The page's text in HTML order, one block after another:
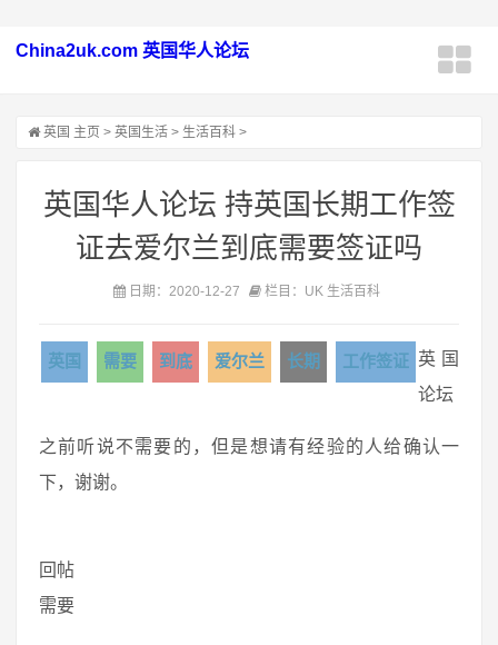
China2uk.com 英国华人论坛
英国 主页 > 英国生活 > 生活百科 >
英国华人论坛 持英国长期工作签
证去爱尔兰到底需要签证吗
日期：2020-12-27 栏目：UK 生活百科
英国 需要 到底 爱尔兰 长期 工作签证 英国
论坛
之前听说不需要的，但是想请有经验的人给确认一
下，谢谢。
回帖
需要